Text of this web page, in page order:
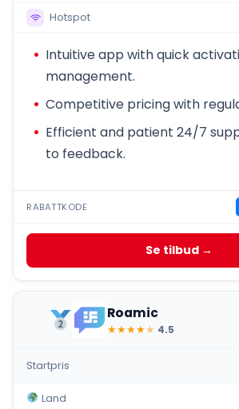
Hotspot
Intuitive app with quick
management.
Competitive pricing with
Efficient and patient 24/7
to feedback.
RABATTKODE
Se tilbud →
Roamic
★★★★★ 4.5
Startpris
Land